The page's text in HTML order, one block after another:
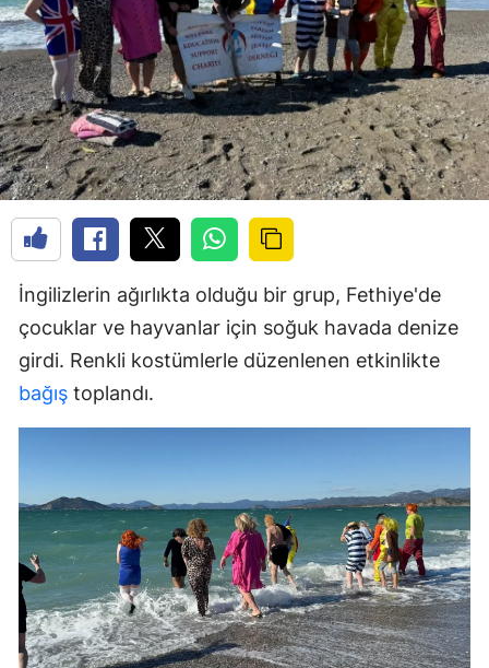
İngilizlerin ağırlıkta olduğu bir grup, Fethiye'de
çocuklar ve hayvanlar için soğuk havada denize
girdi. Renkli kostümlerle düzenlenen etkinlikte
bağış toplandı.